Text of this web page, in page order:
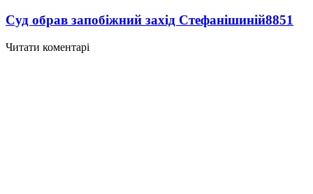
Суд обрав запобіжний захід Стефанішиній8851
Читати коментарі